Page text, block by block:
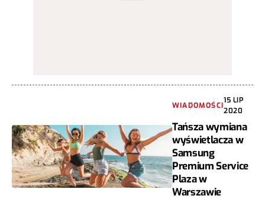
WIADOMOŚCI
15 LIP
2020
Tańsza wymiana
wyświetlacza w
Samsung
Premium Service
Plaza w
Warszawie